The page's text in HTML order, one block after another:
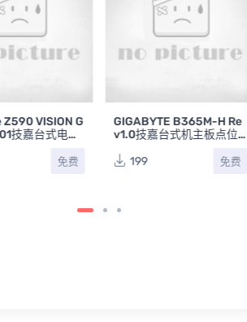
VISION G
技嘉台式电脑
免费
GIGABYTE B365M-H Re
v1.0技嘉台式机主板点位
199
免费